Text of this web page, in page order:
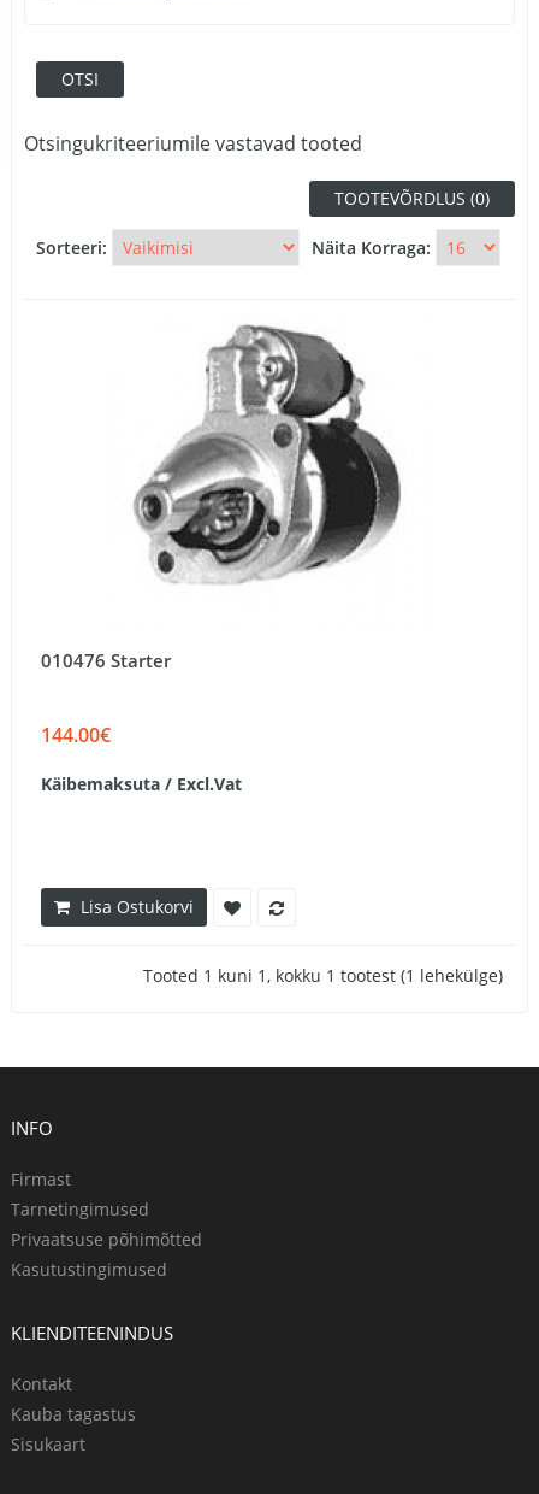
Otsingukriteeriumile vastavad tooted
TOOTEVÕRDLUS (0)
Sorteeri: Näita Korraga:
010476 Starter
144.00€
Käibemaksuta / Excl.Vat
Lisa Ostukorvi
Tooted 1 kuni 1, kokku 1 tootest (1 lehekülge)
INFO
Firmast
Tarnetingimused
Privaatsuse põhimõtted
Kasutustingimused
KLIENDITEENINDUS
Kontakt
Kauba tagastus
Sisukaart